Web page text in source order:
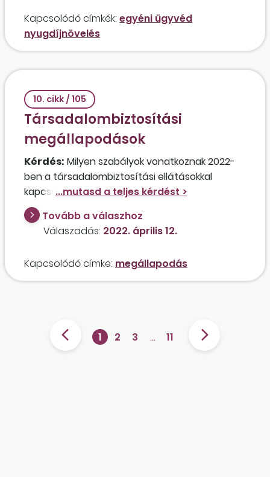
Kapcsolódó címkék: egyéni ügyvéd
nyugdíjnövelés
10. cikk / 105
Társadalombiztosítási
megállapodások
Kérdés: Milyen szabályok vonatkoznak 2022-
ben a társadalombiztosítási ellátásokkal
kapcsolatos megállapodáskötés díjaira?
Tovább a válaszhoz
Válaszadás: 2022. április 12.
Kapcsolódó címke: megállapodás
1 2 3 … 11